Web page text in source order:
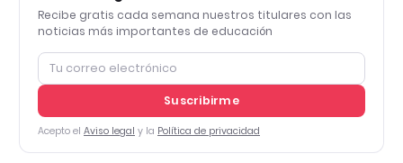
Recibe gratis cada semana nuestros titulares con las
noticias más importantes de educación
Suscribirme
Acepto el Aviso legal y la Política de privacidad